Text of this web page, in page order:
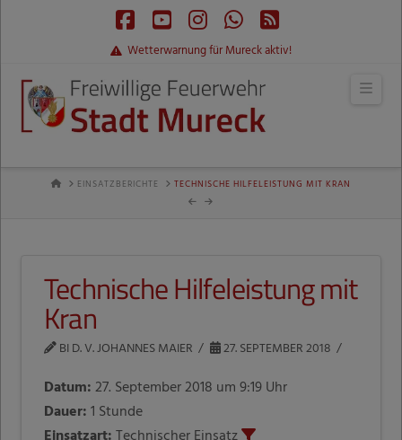
Facebook
YouTube
Instagram
Whatsapp
RSS
Wetterwarnung für Mureck aktiv!
HOMEEINSATZBERICHTE TECHNISCHE HILFELEISTUNG MIT KRAN
Technische Hilfeleistung mit
Kran
BI D. V. JOHANNES MAIER 27. SEPTEMBER 2018
Datum:27. September 2018 um 9:19 Uhr
Dauer:1 Stunde